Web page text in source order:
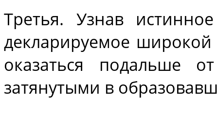
Третья. Узнав
декларируемое
оказаться подальше
затянутыми в